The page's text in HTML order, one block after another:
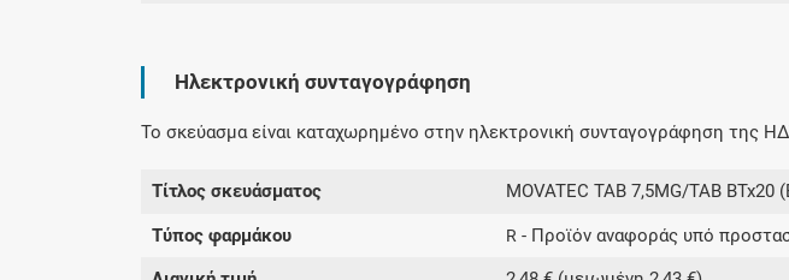
Ηλεκτρονική συνταγογράφηση
Το σκεύασμα είναι καταχωρημένο στην ηλεκτρονική συνταγογράφηση της
Τίτλος σκευάσματος MOVATEC TAB 7,5MG/TAB BTx20
Τύπος φαρμάκου R- Προϊόν αναφοράς υπό